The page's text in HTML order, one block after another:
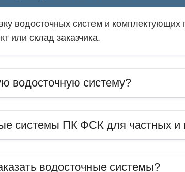
водосточных систем и комплектующих
или склад заказчика.
водосточную систему?
системы ПК ФСК для частных и
водосточные системы?